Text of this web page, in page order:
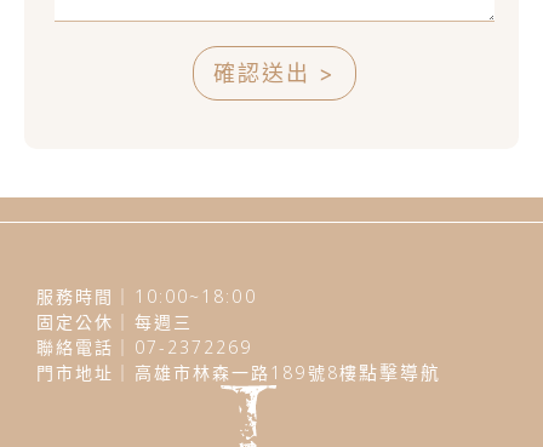
確認送出 >
服務時間｜10:00~18:00
固定公休｜每週三
聯絡電話｜07-2372269
門市地址｜高雄市林森一路189號8樓點擊導航